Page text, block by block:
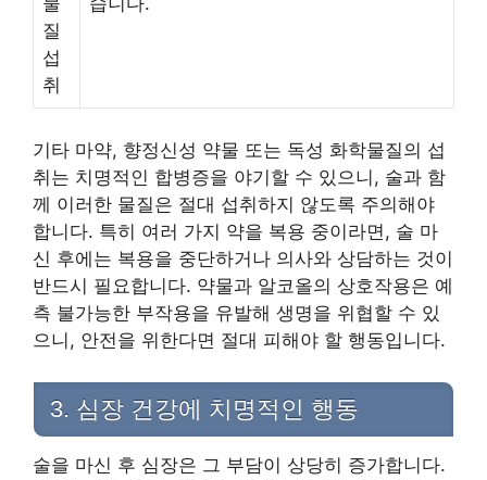
질
섭
취
기타 마약, 향정신성 약물 또는 독성 화학물질의 섭
취는 치명적인 합병증을 야기할 수 있으니, 술과 함
께 이러한 물질은 절대 섭취하지 않도록 주의해야
합니다. 특히 여러 가지 약을 복용 중이라면, 술 마
신 후에는 복용을 중단하거나 의사와 상담하는 것이
반드시 필요합니다. 약물과 알코올의 상호작용은 예
측 불가능한 부작용을 유발해 생명을 위협할 수 있
으니, 안전을 위한다면 절대 피해야 할 행동입니다.
3. 심장 건강에 치명적인 행동
술을 마신 후 심장은 그 부담이 상당히 증가합니다.